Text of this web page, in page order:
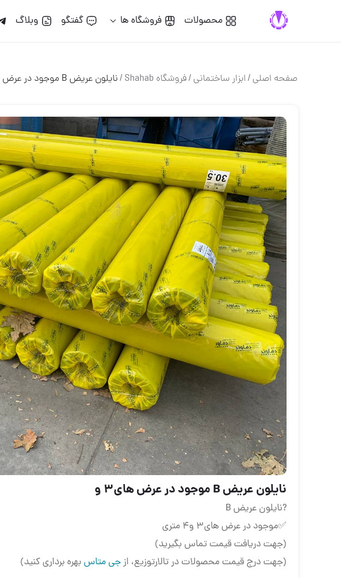
محصولات فروشگاه ها گفتگو وبلاگ
صفحه اصلی/ابزار ساختماني/فروشگاه Shahab /نایلون عریض B موجود در عرض های۳ و
نایلون عریض B موجود در عرض های۳ و
?نایلون عریض B
✅موجود در عرض های۳ و۴ متری
(جهت دریافت قیمت تماس بگیرید)
(جهت درج قیمت محصولات در تالارتوزیع، ازجی متاس بهره برداری کنید)